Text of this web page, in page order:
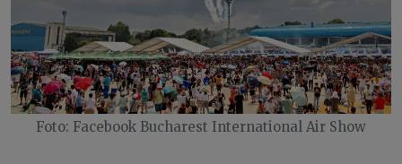
Foto: Facebook Bucharest International Air Show